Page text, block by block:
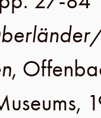
,
,